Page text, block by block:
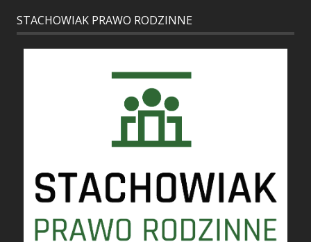
STACHOWIAK PRAWO RODZINNE